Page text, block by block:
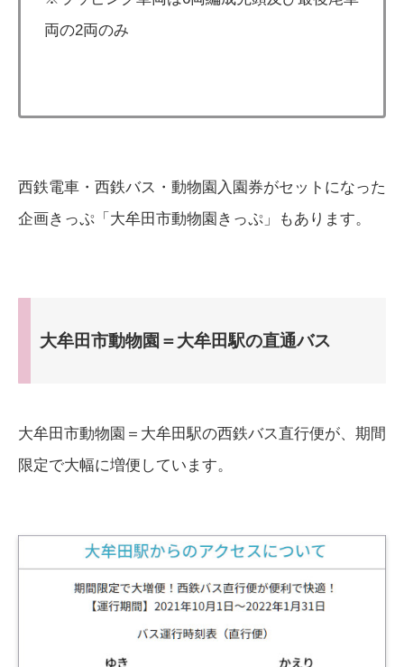
両の2両のみ
西鉄電車・西鉄バス・動物園入園券がセットになった
企画きっぷ「大牟田市動物園きっぷ」もあります。
大牟田市動物園＝大牟田駅の直通バス
大牟田市動物園＝大牟田駅の西鉄バス直行便が、期間
限定で大幅に増便しています。